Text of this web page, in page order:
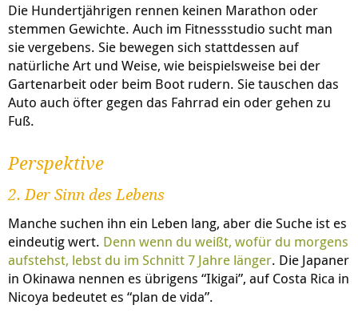
Die Hundertjährigen rennen keinen Marathon oder
stemmen Gewichte. Auch im Fitnessstudio sucht man
sie vergebens. Sie bewegen sich stattdessen auf
natürliche Art und Weise, wie beispielsweise bei der
Gartenarbeit oder beim Boot rudern. Sie tauschen das
Auto auch öfter gegen das Fahrrad ein oder gehen zu
Fuß.
Perspektive
2. Der Sinn des Lebens
Manche suchen ihn ein Leben lang, aber die Suche ist es
eindeutig wert. Denn wenn du weißt, wofür du morgens
aufstehst, lebst du im Schnitt 7 Jahre länger. Die Japaner
in Okinawa nennen es übrigens “Ikigai”, auf Costa Rica in
Nicoya bedeutet es “plan de vida”.